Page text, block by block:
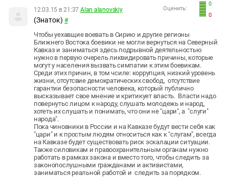
0
0
Оценить:
12.03.15 в 21:37 Alan alanovskiy
(Знаток) #
Чтобы уехавщие воевать в Сирию и другие регионы
Ближнего Востока боевики не могли вернуться на Северный
Кавказ и заниматься здесь подрывной деятельностью
нужно в первую очерель ликвидировать причины, которые
могут у населения вызвать симпатии к этим боевикам.
Среди этих причин, в том чсиле: коррупция, низкий уровень
жизни, отсутсвие демократических свобод, отсутствие
гарантии безопасности человека, который публично
высказывает свое мнение и критикует власть. Власти надо
повернутьс лицом к народу, слушать молодежь и народ,
хотеть их слушать и понимать, что они не "цари", а "слуги"
народа".
Пока чиновники в России и на Кавказе будут вести себя как
"цари" и к простым людям относиться как к "слугам", всегда
на Кавказе будет существовать риск эскалации ситуации.
Также силовикам и правоохранительным органам нужно
работать в рамках закона и вместо того, чтобы следить за
законопослушными гражданами и активистами,
заниматься реальной работой и следить за порядком.